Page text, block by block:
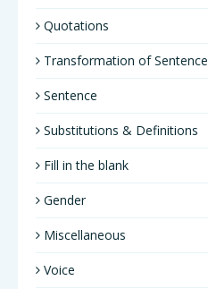
Quotations
Transformation of Sentence
Sentence
Substitutions & Definitions
Fill in the blank
Gender
Miscellaneous
Voice